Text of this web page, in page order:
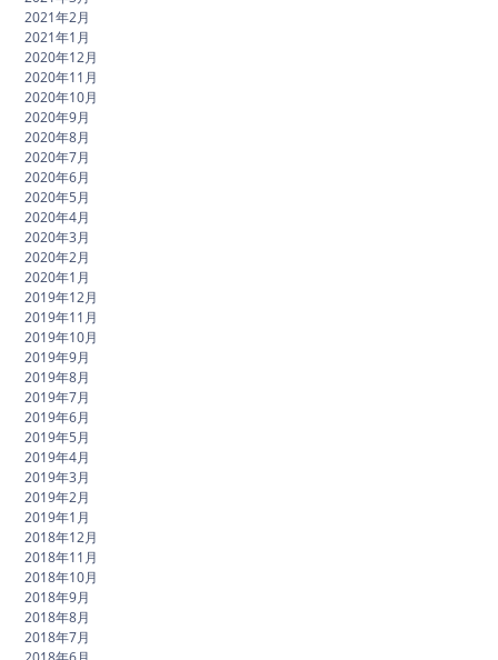
2021年2月
2021年1月
2020年12月
2020年11月
2020年10月
2020年9月
2020年8月
2020年7月
2020年6月
2020年5月
2020年4月
2020年3月
2020年2月
2020年1月
2019年12月
2019年11月
2019年10月
2019年9月
2019年8月
2019年7月
2019年6月
2019年5月
2019年4月
2019年3月
2019年2月
2019年1月
2018年12月
2018年11月
2018年10月
2018年9月
2018年8月
2018年7月